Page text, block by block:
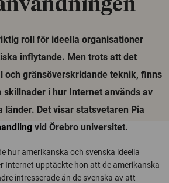
roll för ideella organisationer
inflytande. Men trots att det
och gränsöverskridande teknik, finns
skillnader i hur Internet används av
Det visar statsvetaren Pia
vid Örebro universitet.
hur amerikanska och svenska ideella
Internet upptäckte hon att de amerikanska
intresserade än de svenska av att